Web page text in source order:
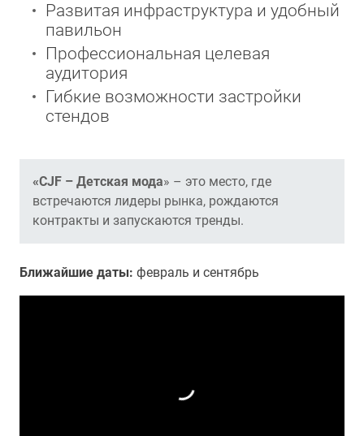
Развитая инфраструктура и удобный
павильон
Профессиональная целевая
аудитория
Гибкие возможности застройки
стендов
«CJF – Детская мода» – это место, где
встречаются лидеры рынка, рождаются
контракты и запускаются тренды.
Ближайшие даты: февраль и сентябрь